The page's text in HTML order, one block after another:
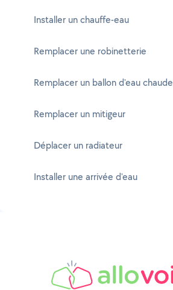
Installer un chauffe-eau
Remplacer une robinetterie
Remplacer un ballon d'eau chaude
Remplacer un mitigeur
Déplacer un radiateur
Installer une arrivée d'eau